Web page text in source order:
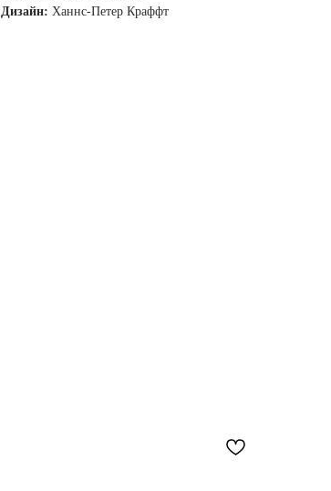
Дизайн: Ханнс-Петер Краффт